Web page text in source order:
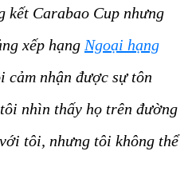
kết Carabao Cup nhưng
xếp hạng Ngoại hạng
nhận được sự tôn
nhìn thấy họ trên đường
tôi, nhưng tôi không thể